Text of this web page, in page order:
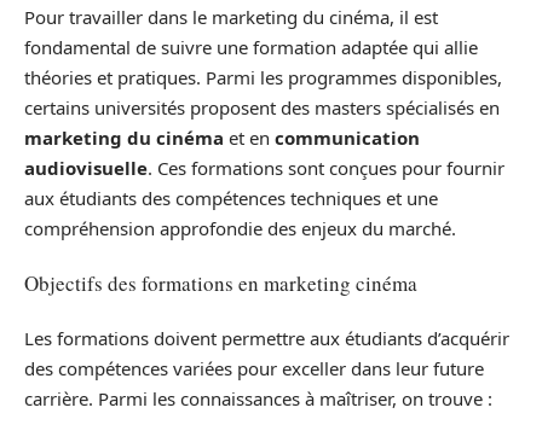
Pour travailler dans le marketing du cinéma, il est
fondamental de suivre une formation adaptée qui allie
théories et pratiques. Parmi les programmes disponibles,
certains universités proposent des masters spécialisés en
marketing du cinéma et en communication
audiovisuelle. Ces formations sont conçues pour fournir
aux étudiants des compétences techniques et une
compréhension approfondie des enjeux du marché.
Objectifs des formations en marketing cinéma
Les formations doivent permettre aux étudiants d’acquérir
des compétences variées pour exceller dans leur future
carrière. Parmi les connaissances à maîtriser, on trouve :